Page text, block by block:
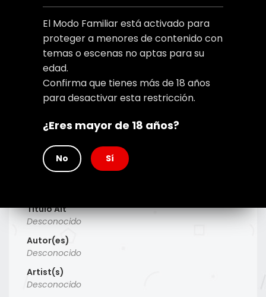
El Modo Familiar está activado para
proteger a menores de contenido con
temas o escenas no aptas para su
edad.
Confirma que tienes más de 18 años
para desactivar esta restricción.
¿Eres mayor de 18 años?
No Sí
Titulo Alt
Desconocido
Autor(es)
Desconocido
Artist(s)
Desconocido